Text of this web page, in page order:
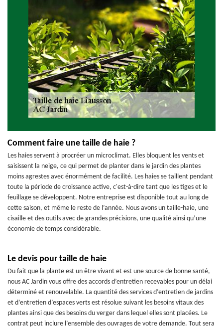
Comment faire une taille de haie ?
Les haies servent à procréer un microclimat. Elles bloquent les vents et
saisissent la neige, ce qui permet de planter dans le jardin des plantes
moins agrestes avec énormément de facilité. Les haies se taillent pendant
toute la période de croissance active, c'est-à-dire tant que les tiges et le
feuillage se développent. Notre entreprise est disponible tout au long de
cette saison, et même le reste de l’année. Nous avons un taille-haie, une
cisaille et des outils avec de grandes précisions, une qualité ainsi qu’une
économie de temps considérable.
Le devis pour taille de haie
Du fait que la plante est un être vivant et est une source de bonne santé,
nous AC Jardin vous offre des accords d’entretien recevables pour un délai
déterminé et renouvelable. La quantité des services d’entretien de jardins
et d’entretien d’espaces verts est résolue suivant les besoins vitaux des
plantes ainsi que des besoins du verger dans lequel elles sont placées. Le
contrat peut inclure l’ensemble des ouvrages de votre demande. Tout sera